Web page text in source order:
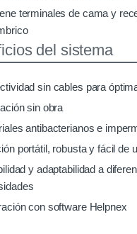
terminales de cama y
del sistema
sin cables para
sin obra
antibacterianos e
portátil, robusta y fácil de
y adaptabilidad a
con software Helpnex